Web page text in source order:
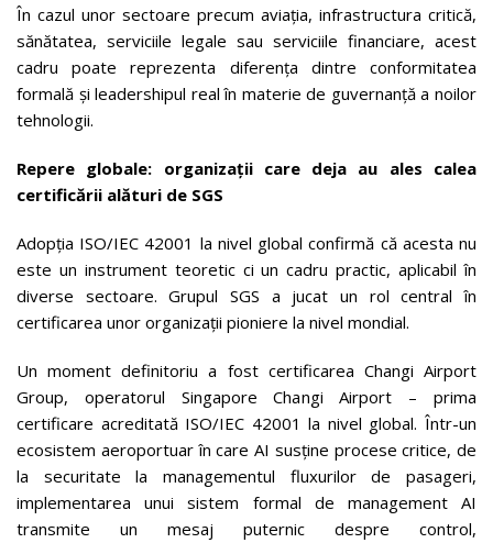
În cazul unor sectoare precum aviația, infrastructura critică,
sănătatea, serviciile legale sau serviciile financiare, acest
cadru poate reprezenta diferența dintre conformitatea
formală și leadershipul real în materie de guvernanță a noilor
tehnologii.
Repere globale: organizații care deja au ales calea
certificării alături de SGS
Adopția ISO/IEC 42001 la nivel global confirmă că acesta nu
este un instrument teoretic ci un cadru practic, aplicabil în
diverse sectoare. Grupul SGS a jucat un rol central în
certificarea unor organizații pioniere la nivel mondial.
Un moment definitoriu a fost certificarea Changi Airport
Group, operatorul Singapore Changi Airport – prima
certificare acreditată ISO/IEC 42001 la nivel global. Într-un
ecosistem aeroportuar în care AI susține procese critice, de
la securitate la managementul fluxurilor de pasageri,
implementarea unui sistem formal de management AI
transmite un mesaj puternic despre control,